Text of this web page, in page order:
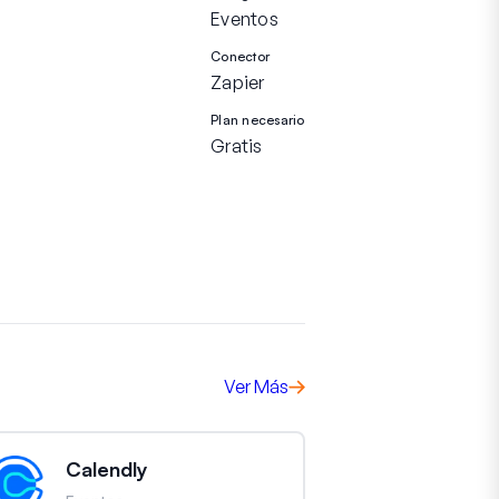
Eventos
Conector
Zapier
Plan necesario
Gratis
Ver Más
Calendly